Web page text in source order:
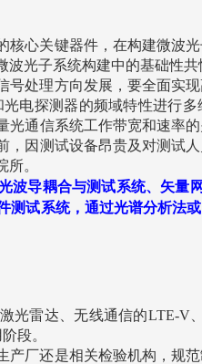
核心关键器件，在构建微波
光子系统构建中的基础性共
号处理方向发展，要全面实
电探测器的频域特性进行
通信系统工作带宽和速率
因测试设备昂贵及对测试
。
波导耦合与测试系统、矢量
测试系统，通过光谱分析法
光雷达、无线通信的LTE-V、
段。
厂还是相关检验机构，规